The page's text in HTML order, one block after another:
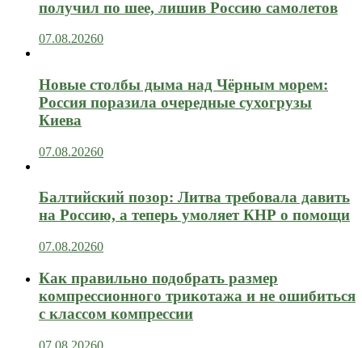
получил по шее, лишив Россию самолетов
07.08.20260
Новые столбы дыма над Чёрным морем:
Россия поразила очередные сухогрузы
Киева
07.08.20260
Балтийский позор: Литва требовала давить
на Россию, а теперь умоляет КНР о помощи
07.08.20260
Как правильно подобрать размер
компрессионного трикотажа и не ошибиться
с классом компрессии
07.08.20260